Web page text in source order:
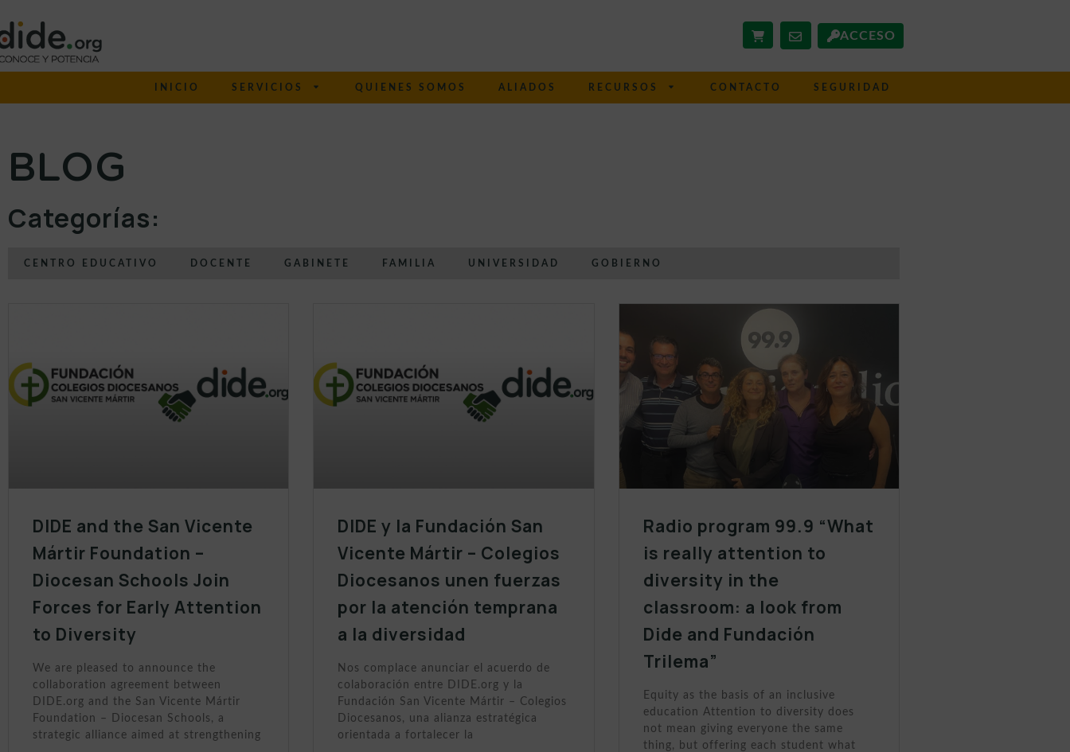
ACCESO
INICIO SERVICIOS QUIENES SOMOS ALIADOS RECURSOS CONTACTO SEGURIDAD
BLOG
Categorías:
CENTRO EDUCATIVO DOCENTE GABINETE FAMILIA UNIVERSIDAD GOBIERNO
DIDE and the San Vicente
Mártir Foundation –
Diocesan Schools Join
Forces for Early Attention
to Diversity
We are pleased to announce the
collaboration agreement between
DIDE.org and the San Vicente Mártir
Foundation – Diocesan Schools, a
strategic alliance aimed at strengthening
DIDE y la Fundación San
Vicente Mártir – Colegios
Diocesanos unen fuerzas
por la atención temprana
a la diversidad
Nos complace anunciar el acuerdo de
colaboración entre DIDE.org y la
Fundación San Vicente Mártir – Colegios
Diocesanos, una alianza estratégica
orientada a fortalecer la
Radio program 99.9 “What
is really attention to
diversity in the
classroom: a look from
Dide and Fundación
Trilema”
Equity as the basis of an inclusive
education Attention to diversity does
not mean giving everyone the same
thing, but offering each student what